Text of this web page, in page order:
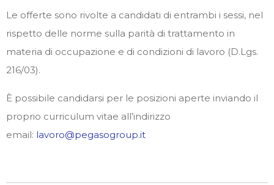
Le offerte sono rivolte a candidati di entrambi i sessi, nel
rispetto delle norme sulla parità di trattamento in
materia di occupazione e di condizioni di lavoro (D.Lgs.
216/03).
È possibile candidarsi per le posizioni aperte inviando il
proprio curriculum vitae all’indirizzo
email: lavoro@pegasogroup.it